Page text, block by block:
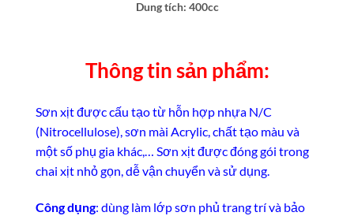
Dung tích: 400cc
Thông tin sản phẩm:
Sơn xịt được cấu tạo từ hỗn hợp nhựa N/C
(Nitrocellulose), sơn mài Acrylic, chất tạo màu và
một số phụ gia khác,… Sơn xịt được đóng gói trong
chai xịt nhỏ gọn, dễ vận chuyển và sử dụng.
Công dụng: dùng làm lớp sơn phủ trang trí và bảo